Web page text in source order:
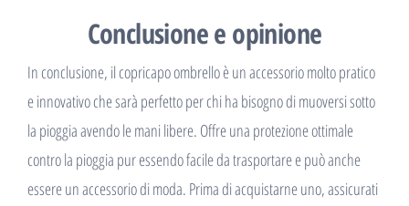
Conclusione e opinione
In conclusione, il copricapo ombrello è un accessorio molto pratico
e innovativo che sarà perfetto per chi ha bisogno di muoversi sotto
la pioggia avendo le mani libere. Offre una protezione ottimale
contro la pioggia pur essendo facile da trasportare e può anche
essere un accessorio di moda. Prima di acquistarne uno, assicurati